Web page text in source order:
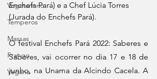
Vegetariano
Temperos
Massas
Frango
Vegana
Enchefs Pará) e a Chef Lúcia Torres
(Jurada do Enchefs Pará).
O festival Enchefs Pará 2022: Saberes e
Sabores, vai ocorrer no dia 17 e 18 de
junho, na Unama da Alcindo Cacela. A